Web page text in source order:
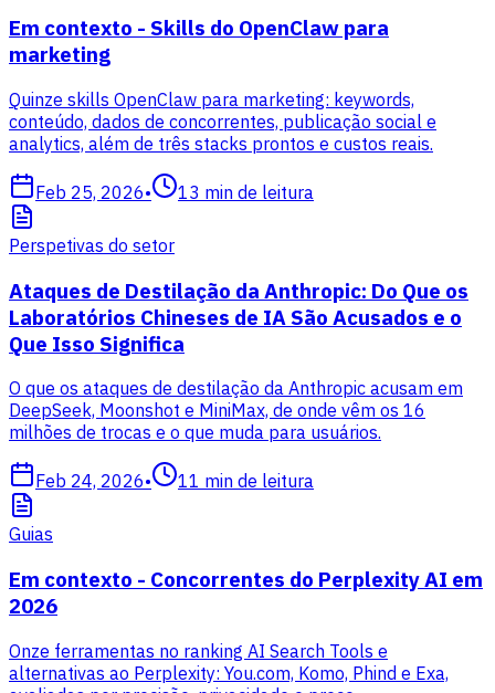
Em contexto - Skills do OpenClaw para
marketing
Quinze skills OpenClaw para marketing: keywords,
conteúdo, dados de concorrentes, publicação social e
analytics, além de três stacks prontos e custos reais.
Feb 25, 2026• 13 min de leitura
Perspetivas do setor
Ataques de Destilação da Anthropic: Do Que os
Laboratórios Chineses de IA São Acusados e o
Que Isso Significa
O que os ataques de destilação da Anthropic acusam em
DeepSeek, Moonshot e MiniMax, de onde vêm os 16
milhões de trocas e o que muda para usuários.
Feb 24, 2026• 11 min de leitura
Guias
Em contexto - Concorrentes do Perplexity AI em
2026
Onze ferramentas no ranking AI Search Tools e
alternativas ao Perplexity: You.com, Komo, Phind e Exa,